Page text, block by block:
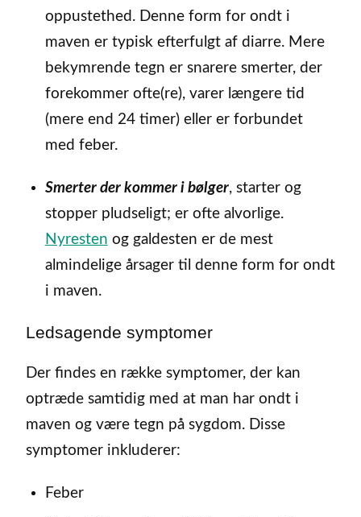
oppustethed. Denne form for ondt i
maven er typisk efterfulgt af diarre. Mere
bekymrende tegn er snarere smerter, der
forekommer ofte(re), varer længere tid
(mere end 24 timer) eller er forbundet
med feber.
Smerter der kommer i bølger, starter og
stopper pludseligt; er ofte alvorlige.
Nyresten og galdesten er de mest
almindelige årsager til denne form for ondt
i maven.
Ledsagende symptomer
Der findes en række symptomer, der kan
optræde samtidig med at man har ondt i
maven og være tegn på sygdom. Disse
symptomer inkluderer:
Feber